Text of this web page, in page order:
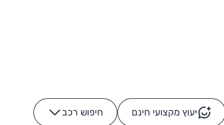
יעוץ מקצועי חינם חיפוש רכב -